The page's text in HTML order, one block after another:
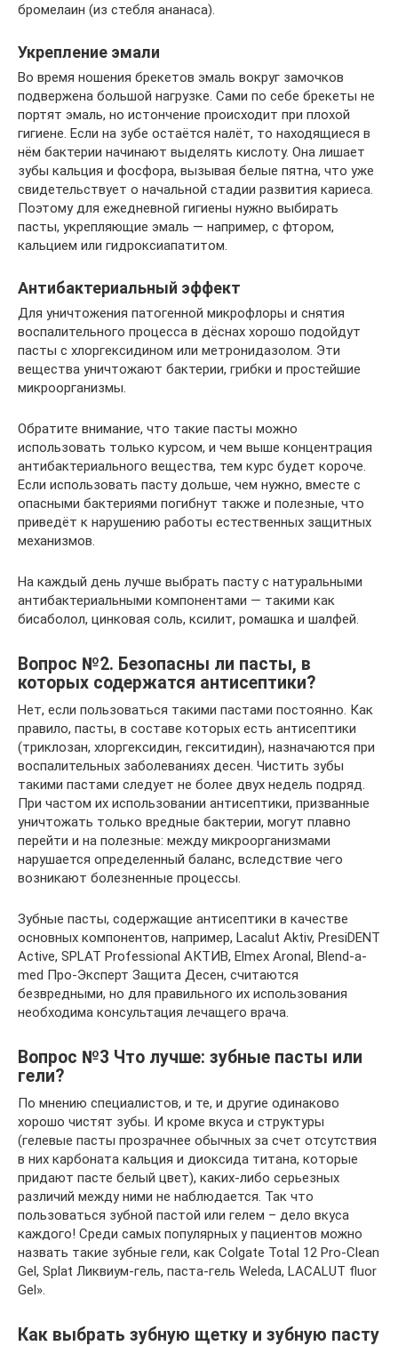
бромелаин (из стебля ананаса).
Укрепление эмали
Во время ношения брекетов эмаль вокруг замочков
подвержена большой нагрузке. Сами по себе брекеты не
портят эмаль, но истончение происходит при плохой
гигиене. Если на зубе остаётся налёт, то находящиеся в
нём бактерии начинают выделять кислоту. Она лишает
зубы кальция и фосфора, вызывая белые пятна, что уже
свидетельствует о начальной стадии развития кариеса.
Поэтому для ежедневной гигиены нужно выбирать
пасты, укрепляющие эмаль — например, с фтором,
кальцием или гидроксиапатитом.
Антибактериальный эффект
Для уничтожения патогенной микрофлоры и снятия
воспалительного процесса в дёснах хорошо подойдут
пасты с хлоргексидином или метронидазолом. Эти
вещества уничтожают бактерии, грибки и простейшие
микроорганизмы.
Обратите внимание, что такие пасты можно
использовать только курсом, и чем выше концентрация
антибактериального вещества, тем курс будет короче.
Если использовать пасту дольше, чем нужно, вместе с
опасными бактериями погибнут также и полезные, что
приведёт к нарушению работы естественных защитных
механизмов.
На каждый день лучше выбрать пасту с натуральными
антибактериальными компонентами — такими как
бисаболол, цинковая соль, ксилит, ромашка и шалфей.
Вопрос №2. Безопасны ли пасты, в
которых содержатся антисептики?
Нет, если пользоваться такими пастами постоянно. Как
правило, пасты, в составе которых есть антисептики
(триклозан, хлоргексидин, гекситидин), назначаются при
воспалительных заболеваниях десен. Чистить зубы
такими пастами следует не более двух недель подряд.
При частом их использовании антисептики, призванные
уничтожать только вредные бактерии, могут плавно
перейти и на полезные: между микроорганизмами
нарушается определенный баланс, вследствие чего
возникают болезненные процессы.
Зубные пасты, содержащие антисептики в качестве
основных компонентов, например, Lacalut Aktiv, PresiDENT
Active, SPLAT Professional АКТИВ, Elmex Aronal, Blend-a-
med Про-Эксперт Защита Десен, считаются
безвредными, но для правильного их использования
необходима консультация лечащего врача.
Вопрос №3 Что лучше: зубные пасты или
гели?
По мнению специалистов, и те, и другие одинаково
хорошо чистят зубы. И кроме вкуса и структуры
(гелевые пасты прозрачнее обычных за счет отсутствия
в них карбоната кальция и диоксида титана, которые
придают пасте белый цвет), каких-либо серьезных
различий между ними не наблюдается. Так что
пользоваться зубной пастой или гелем – дело вкуса
каждого! Среди самых популярных у пациентов можно
назвать такие зубные гели, как Colgate Total 12 Pro-Clean
Gel, Splat Ликвиум-гель, паста-гель Weleda, LACALUT fluor
Gel».
Как выбрать зубную щетку и зубную пасту